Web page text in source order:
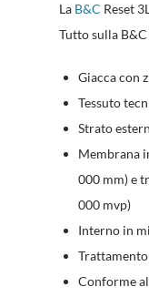
La B&C Reset
Tutto sulla
Giacca con
Tessuto
Strato
Membrana
000 mm) e
000 mvp)
Interno in
Trattamento
Conforme